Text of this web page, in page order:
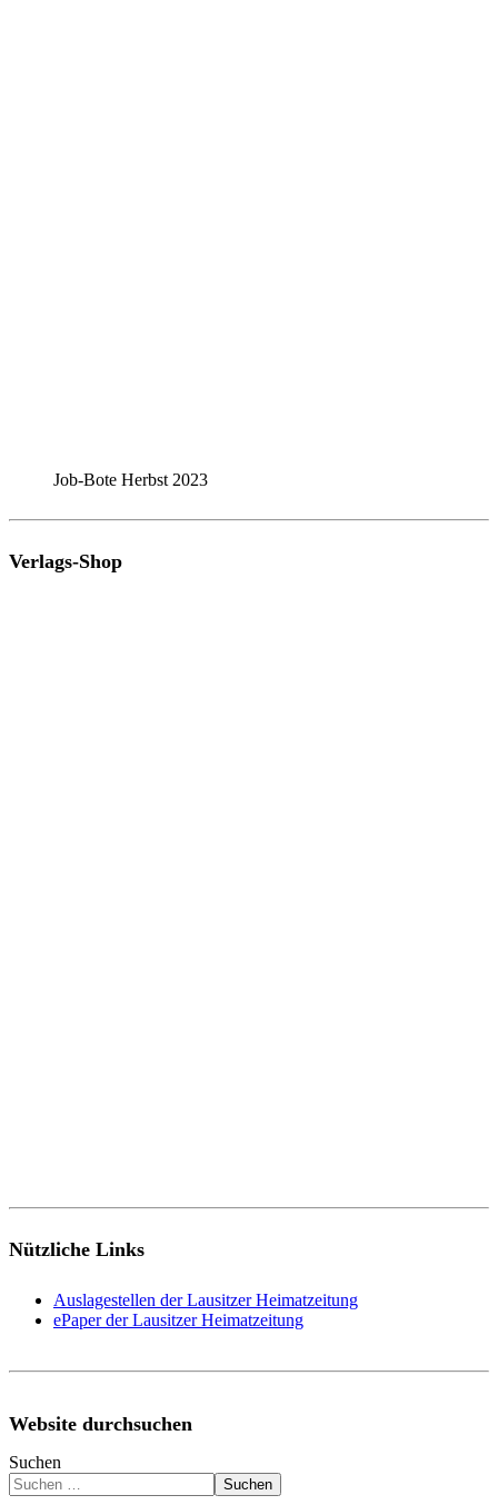
Job-Bote Herbst 2023
Verlags-Shop
Nützliche Links
Auslagestellen der Lausitzer Heimatzeitung
ePaper der Lausitzer Heimatzeitung
Website durchsuchen
Suchen
Suchen